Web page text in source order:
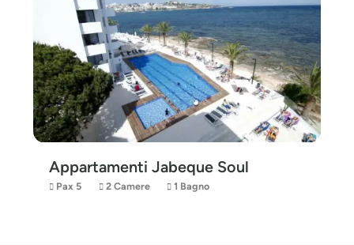
Appartamenti Jabeque Soul
Pax 5 2 Camere 1 Bagno